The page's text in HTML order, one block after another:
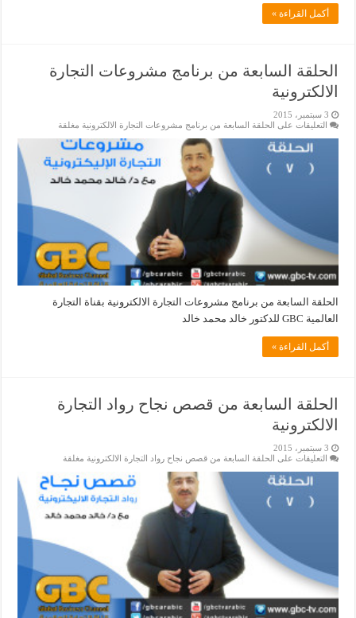
أكمل القراءة »
الحلقة السابعة من برنامج مشروعات التجارة
الالكترونية
3 سبتمبر، 2015
التعليقات على الحلقة السابعة من برنامج مشروعات التجارة الالكترونية مغلقة
الحلقة السابعة من برنامج مشروعات التجارة الالكترونية بقناة التجارة
العالمية GBC للدكتور خالد محمد خالد
أكمل القراءة »
الحلقة السابعة من قصص نجاح رواد التجارة
الالكترونية
3 سبتمبر، 2015
التعليقات على الحلقة السابعة من قصص نجاح رواد التجارة الالكترونية مغلقة